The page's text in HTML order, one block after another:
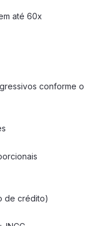
até 60x
conforme o
de crédito)